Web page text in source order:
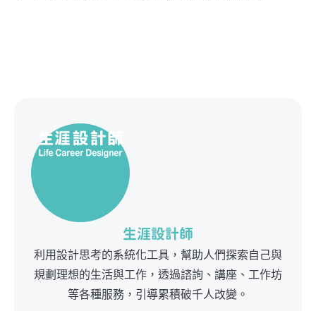
生涯設計師
利用設計思考的系統化工具，幫助人們探索自己與
規劃理想的生活與工作，透過諮詢、講座、工作坊
等各種服務，引導累積破千人改變。